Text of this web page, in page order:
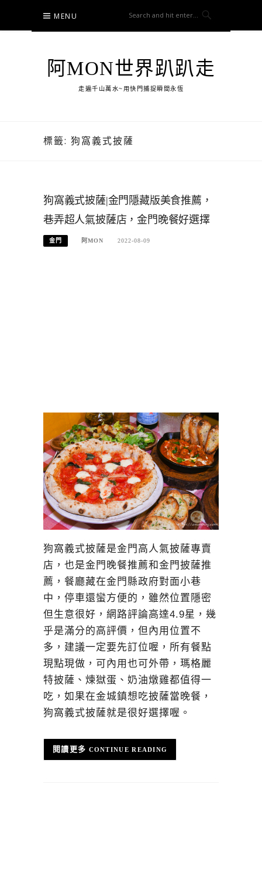
content
MENU
阿MON世界趴趴走
走遍千山萬水~用快門捕捉瞬間永恆
標籤: 狗窩義式披薩
狗窩義式披薩|金門隱藏版美食推薦，
巷弄超人氣披薩店，金門晚餐好選擇
金門 阿MON 2022-08-09
狗窩義式披薩是金門高人氣披薩專賣
店，也是金門晚餐推薦和金門披薩推
薦，餐廳藏在金門縣政府對面小巷
中，停車還蠻方便的，雖然位置隱密
但生意很好，網路評論高達4.9星，幾
乎是滿分的高評價，但內用位置不
多，建議一定要先訂位喔，所有餐點
現點現做，可內用也可外帶，瑪格麗
特披薩、煉獄蛋、奶油燉雞都值得一
吃，如果在金城鎮想吃披薩當晚餐，
狗窩義式披薩就是很好選擇喔。
CONTINUE READING